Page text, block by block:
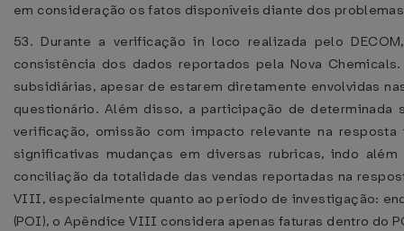
em consideração os fatos disponíveis diante dos
53. Durante a verificação in loco realizada pelo
consistência dos dados reportados pela Nova
subsidiárias, apesar de estarem diretamente envolvidas
questionário. Além disso, a participação de determinada
verificação, omissão com impacto relevante na
significativas mudanças em diversas rubricas, indo
conciliação da totalidade das vendas reportadas na
VIII, especialmente quanto ao período de investigação:
(POI), o Apêndice VIII considera apenas faturas dentro do